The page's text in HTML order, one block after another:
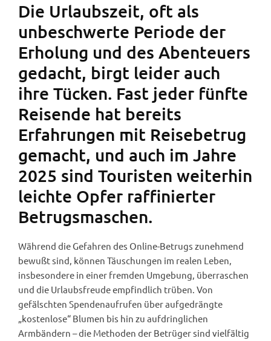
Die Urlaubszeit, oft als
unbeschwerte Periode der
Erholung und des Abenteuers
gedacht, birgt leider auch
ihre Tücken. Fast jeder fünfte
Reisende hat bereits
Erfahrungen mit Reisebetrug
gemacht, und auch im Jahre
2025 sind Touristen weiterhin
leichte Opfer raffinierter
Betrugsmaschen.
Während die Gefahren des Online-Betrugs zunehmend
bewußt sind, können Täuschungen im realen Leben,
insbesondere in einer fremden Umgebung, überraschen
und die Urlaubsfreude empfindlich trüben. Von
gefälschten Spendenaufrufen über aufgedrängte
„kostenlose“ Blumen bis hin zu aufdringlichen
Armbändern – die Methoden der Betrüger sind vielfältig